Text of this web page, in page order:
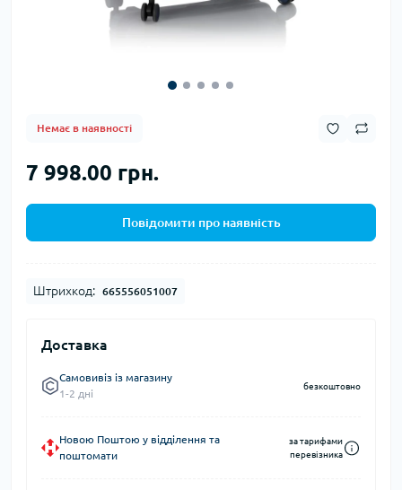
Немає в наявності
7 998.00 грн.
Повідомити про наявність
Штрихкод: 665556051007
Доставка
Самовивіз із магазину
1-2 дні
безкоштовно
Новою Поштою у відділення та
поштомати
за тарифами
перевізника